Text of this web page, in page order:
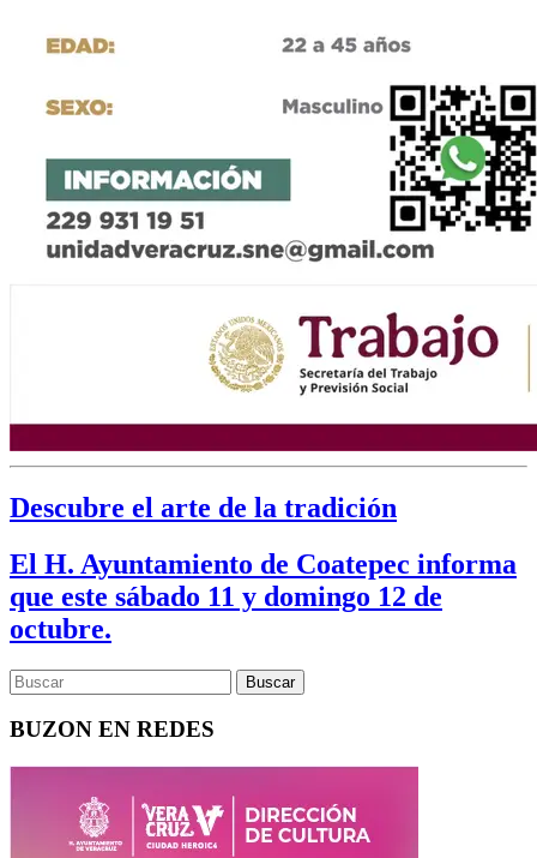
Descubre el arte de la tradición
El H. Ayuntamiento de Coatepec informa
que este sábado 11 y domingo 12 de
octubre.
BUZON EN REDES